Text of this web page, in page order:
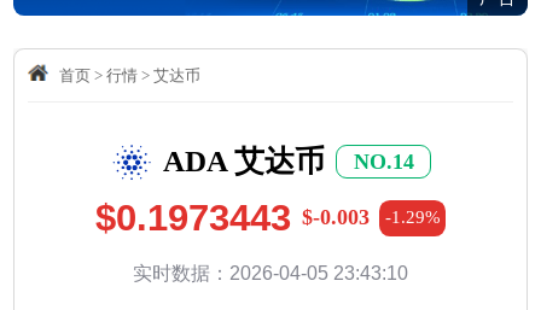
首页> 行情> 艾达币
ADA 艾达币 NO.14
$0.1973443 $-0.003 -1.29%
实时数据：2026-04-05 23:43:10